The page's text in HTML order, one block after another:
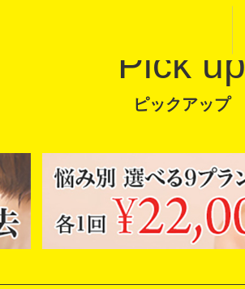
Pick up
ピックアップ